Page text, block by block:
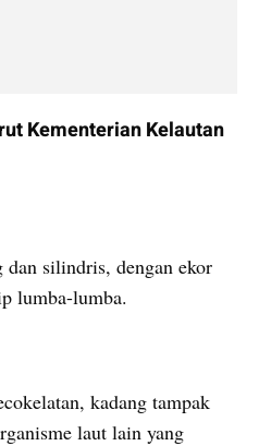
Kementerian Kelautan
dan silindris, dengan ekor
lumba-lumba.
kadang tampak
laut lain yang